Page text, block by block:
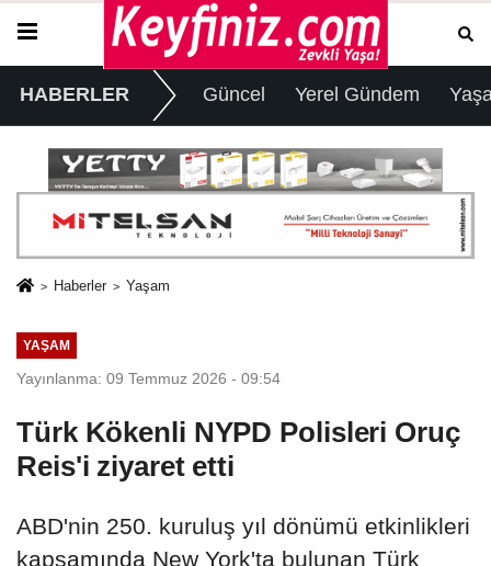
HABERLER Güncel Yerel Gündem
Haberler Yaşam
YAŞAM
Yayınlanma: 09 Temmuz 2026 - 09:54
Türk Kökenli NYPD Polisleri Oruç
Reis'i ziyaret etti
ABD'nin 250. kuruluş yıl dönümü etkinlikleri
kapsamında New York'ta bulunan Türk